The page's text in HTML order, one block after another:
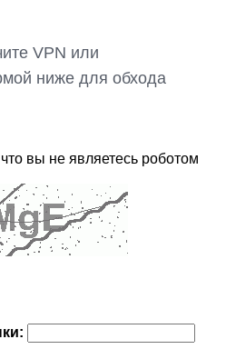
VPN или
ниже для обхода
вы не являетесь роботом